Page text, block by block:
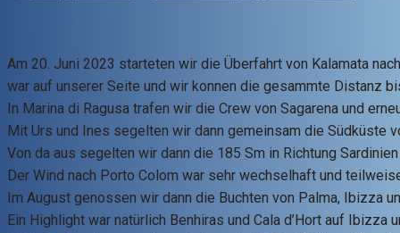
Am 20. Juni 2023 starteten wir die Überfahrt von Kalamata
war auf unserer Seite und wir konnen die gesammte Distanz
In Marina di Ragusa trafen wir die Crew von Sagarena und
Mit Urs und Ines segelten wir dann gemeinsam die Südküste
Von da aus segelten wir dann die 185 Sm in Richtung
Der Wind nach Porto Colom war sehr wechselhaft und
Im August genossen wir dann die Buchten von Palma, Ibizza
Ein Highlight war natürlich Benhiras und Cala d’Hort auf Ibizza